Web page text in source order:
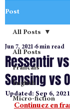
Post
All Posts
Francais
English
Micro-fiction
All Posts
Ressentir
Sensing vs
Jun 7, 2021 6 min read
Updated: Sep 6, 2021
Continuez en